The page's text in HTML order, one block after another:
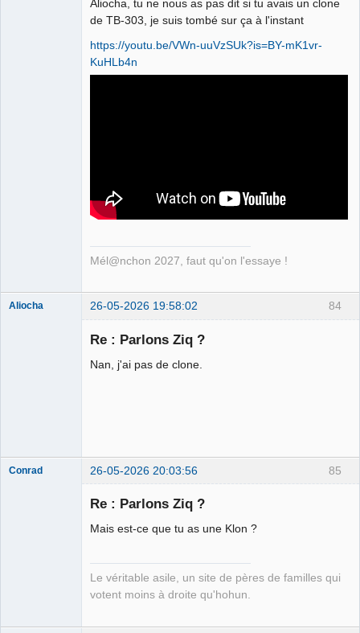
Aliocha, tu ne nous as pas dit si tu avais un clone
de TB-303, je suis tombé sur ça à l'instant
https://youtu.be/VWn-uuVzSUk?is=BY-mK1vr-
KuHLb4n
Mél@nchon 2027, faut qu'on l'essaye !
84
Aliocha 26-05-2026 19:58:02
Re : Parlons Ziq ?
Nan, j'ai pas de clone.
85
Conrad 26-05-2026 20:03:56
Re : Parlons Ziq ?
Mais est-ce que tu as une Klon ?
Le véritable asile, un site de pères de familles qui
votent moins à droite qu'hohun.